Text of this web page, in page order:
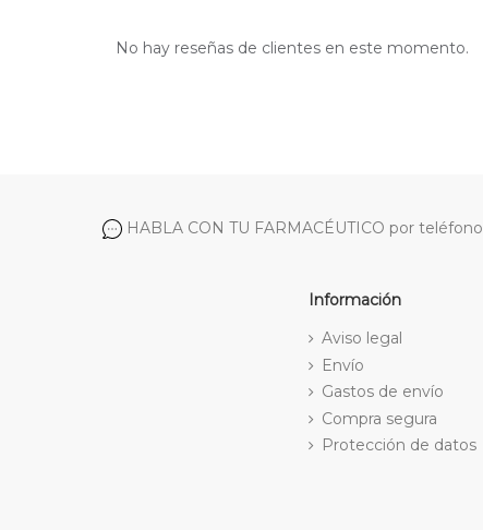
No hay reseñas de clientes en este momento.
HABLA CON TU FARMACÉUTICO por teléfono
Información
Aviso legal
Envío
Gastos de envío
Compra segura
Protección de datos